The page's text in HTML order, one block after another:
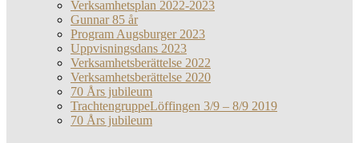
Verksamhetsplan 2022-2023
Gunnar 85 år
Program Augsburger 2023
Uppvisningsdans 2023
Verksamhetsberättelse 2022
Verksamhetsberättelse 2020
70 Års jubileum
TrachtengruppeLöffingen 3/9 – 8/9 2019
70 Års jubileum